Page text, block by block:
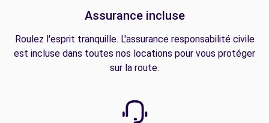
Assurance incluse
Roulez l'esprit tranquille. L'assurance responsabilité civile
est incluse dans toutes nos locations pour vous protéger
sur la route.